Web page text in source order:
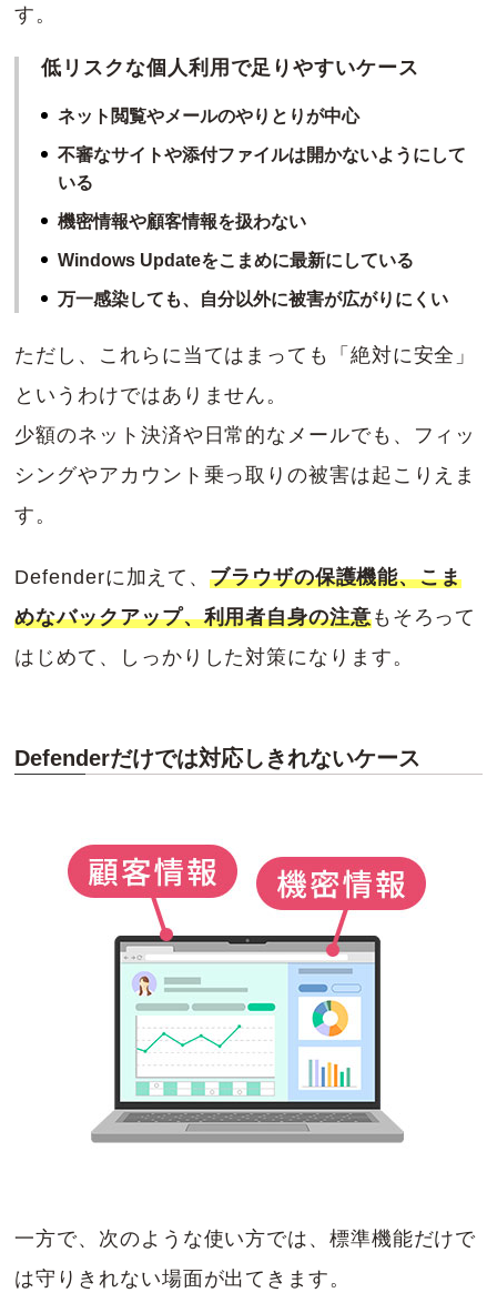
す。
低リスクな個人利用で足りやすいケース
ネット閲覧やメールのやりとりが中心
不審なサイトや添付ファイルは開かないようにして
いる
機密情報や顧客情報を扱わない
Windows Updateをこまめに最新にしている
万一感染しても、自分以外に被害が広がりにくい
ただし、これらに当てはまっても「絶対に安全」
というわけではありません。
少額のネット決済や日常的なメールでも、フィッ
シングやアカウント乗っ取りの被害は起こりえま
す。
Defenderに加えて、ブラウザの保護機能、こま
めなバックアップ、利用者自身の注意もそろって
はじめて、しっかりした対策になります。
Defenderだけでは対応しきれないケース
一方で、次のような使い方では、標準機能だけで
は守りきれない場面が出てきます。